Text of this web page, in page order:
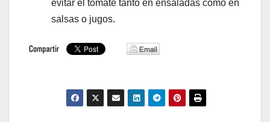
evitar el tomate tanto en ensaladas como en
salsas o jugos.